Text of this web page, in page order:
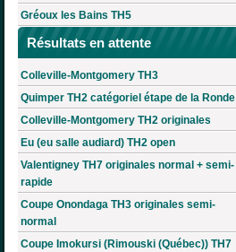
Gréoux les Bains TH5
Résultats en attente
Colleville-Montgomery TH3
Quimper TH2 catégoriel étape de la Ronde
Colleville-Montgomery TH2 originales
Eu (eu salle audiard) TH2 open
Valentigney TH7 originales normal + semi-
rapide
Coupe Onondaga TH3 originales semi-
normal
Coupe Imokursi (Rimouski (Québec)) TH7